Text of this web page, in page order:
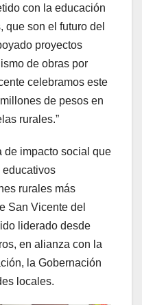
con la educación
que son el futuro del
proyectos
de obras por
celebramos este
de pesos en
rurales.”
de impacto social que
educativos
rurales más
San Vicente del
liderado desde
en alianza con la
la Gobernación
locales.